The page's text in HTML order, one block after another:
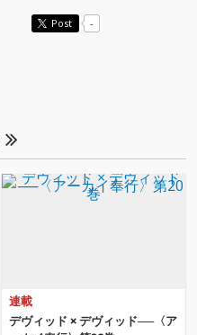
Post -
連載
デヴィッド × デヴィッド──〈ア